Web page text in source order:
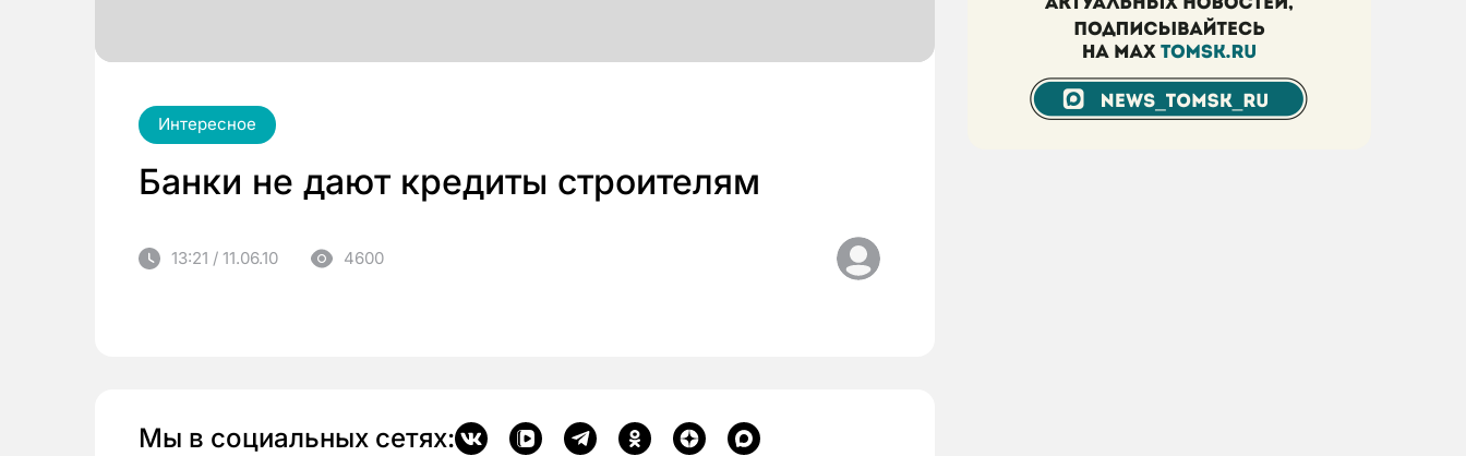
Интересное
Банки не дают кредиты строителям
13:21 / 11.06.10 4600
Мы в социальных сетях: